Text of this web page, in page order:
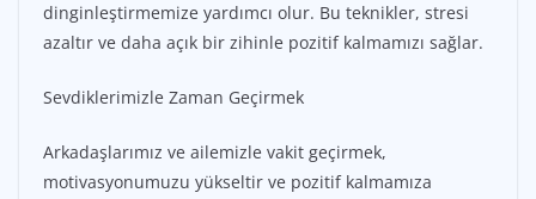
dinginleştirmemize yardımcı olur. Bu teknikler, stresi
azaltır ve daha açık bir zihinle pozitif kalmamızı sağlar.
Sevdiklerimizle Zaman Geçirmek
Arkadaşlarımız ve ailemizle vakit geçirmek,
motivasyonumuzu yükseltir ve pozitif kalmamıza